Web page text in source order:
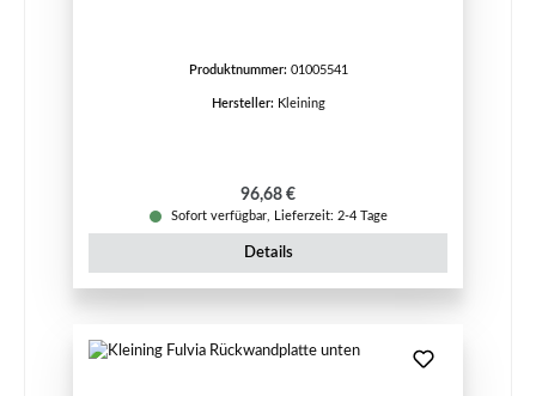
Produktnummer: 01005541
Hersteller: Kleining
Regulärer Preis:
96,68 €
Sofort verfügbar, Lieferzeit: 2-4 Tage
Details